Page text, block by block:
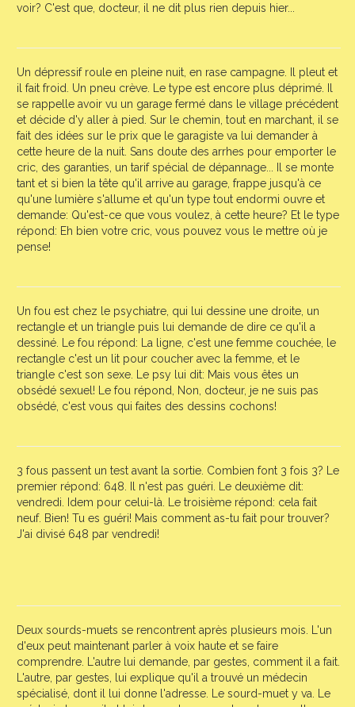
voir? C'est que, docteur, il ne dit plus rien depuis hier...
Un dépressif roule en pleine nuit, en rase campagne. Il pleut et
il fait froid. Un pneu crève. Le type est encore plus déprimé. Il
se rappelle avoir vu un garage fermé dans le village précédent
et décide d'y aller à pied. Sur le chemin, tout en marchant, il se
fait des idées sur le prix que le garagiste va lui demander à
cette heure de la nuit. Sans doute des arrhes pour emporter le
cric, des garanties, un tarif spécial de dépannage... Il se monte
tant et si bien la tête qu'il arrive au garage, frappe jusqu'à ce
qu'une lumière s'allume et qu'un type tout endormi ouvre et
demande: Qu'est-ce que vous voulez, à cette heure? Et le type
répond: Eh bien votre cric, vous pouvez vous le mettre où je
pense!
Un fou est chez le psychiatre, qui lui dessine une droite, un
rectangle et un triangle puis lui demande de dire ce qu'il a
dessiné. Le fou répond: La ligne, c'est une femme couchée, le
rectangle c'est un lit pour coucher avec la femme, et le
triangle c'est son sexe. Le psy lui dit: Mais vous êtes un
obsédé sexuel! Le fou répond, Non, docteur, je ne suis pas
obsédé, c'est vous qui faites des dessins cochons!
3 fous passent un test avant la sortie. Combien font 3 fois 3? Le
premier répond: 648. Il n'est pas guéri. Le deuxième dit:
vendredi. Idem pour celui-là. Le troisième répond: cela fait
neuf. Bien! Tu es guéri! Mais comment as-tu fait pour trouver?
J'ai divisé 648 par vendredi!
Deux sourds-muets se rencontrent après plusieurs mois. L'un
d'eux peut maintenant parler à voix haute et se faire
comprendre. L'autre lui demande, par gestes, comment il a fait.
L'autre, par gestes, lui explique qu'il a trouvé un médecin
spécialisé, dont il lui donne l'adresse. Le sourd-muet y va. Le